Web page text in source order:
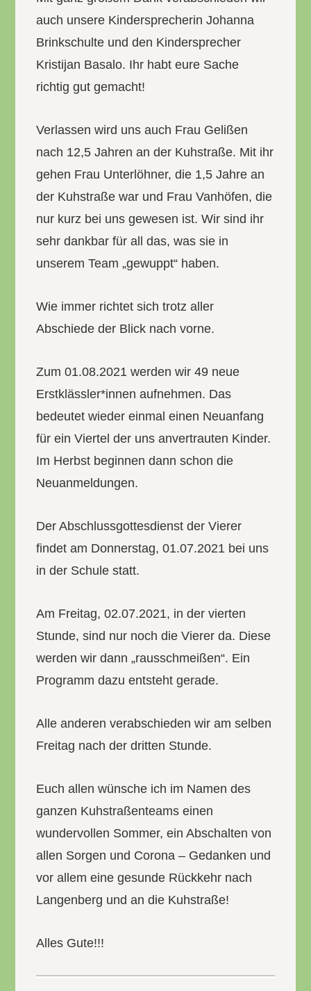
auch unsere Kindersprecherin Johanna
Brinkschulte und den Kindersprecher
Kristijan Basalo. Ihr habt eure Sache
richtig gut gemacht!
Verlassen wird uns auch Frau Gelißen
nach 12,5 Jahren an der Kuhstraße. Mit ihr
gehen Frau Unterlöhner, die 1,5 Jahre an
der Kuhstraße war und Frau Vanhöfen, die
nur kurz bei uns gewesen ist. Wir sind ihr
sehr dankbar für all das, was sie in
unserem Team „gewuppt“ haben.
Wie immer richtet sich trotz aller
Abschiede der Blick nach vorne.
Zum 01.08.2021 werden wir 49 neue
Erstklässler*innen aufnehmen. Das
bedeutet wieder einmal einen Neuanfang
für ein Viertel der uns anvertrauten Kinder.
Im Herbst beginnen dann schon die
Neuanmeldungen.
Der Abschlussgottesdienst der Vierer
findet am Donnerstag, 01.07.2021 bei uns
in der Schule statt.
Am Freitag, 02.07.2021, in der vierten
Stunde, sind nur noch die Vierer da. Diese
werden wir dann „rausschmeißen“. Ein
Programm dazu entsteht gerade.
Alle anderen verabschieden wir am selben
Freitag nach der dritten Stunde.
Euch allen wünsche ich im Namen des
ganzen Kuhstraßenteams einen
wundervollen Sommer, ein Abschalten von
allen Sorgen und Corona – Gedanken und
vor allem eine gesunde Rückkehr nach
Langenberg und an die Kuhstraße!
Alles Gute!!!